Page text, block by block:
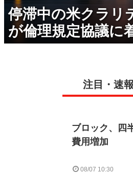
停滞中の米クラリ
が倫理規定協議に
注目・速報
ブロック、四
費用増加
08/07 10:30